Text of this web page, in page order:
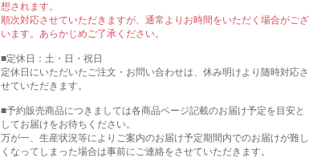
想されます。
順次対応させていただきますが、通常よりお時間をいただく場合がござ
います。あらかじめご了承ください。
■定休日：土・日・祝日
定休日にいただいたご注文・お問い合わせは、休み明けより随時対応さ
せていただきます。
■予約販売商品につきましては各商品ページ記載のお届け予定を目安と
してお届けをお待ちください。
万が一、生産状況等によりご案内のお届け予定期間内でのお届けが難し
くなってしまった場合は事前にご連絡をさせていただきます。